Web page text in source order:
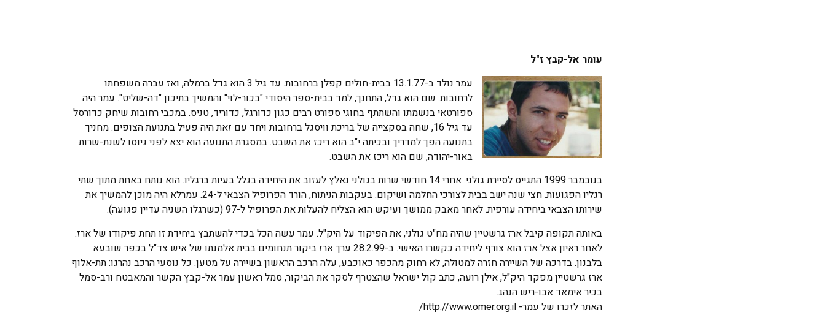
עומר אל-קבץ ז"ל
עמר נולד ב-13.1.77 בבית-חולים קפלן ברחובות. עד גיל 3 הוא גדל ברמלה, ואז עברה משפחתו
לרחובות. שם הוא גדל, התחנך, למד בבית-ספר היסודי "בכור-לוי" והמשיך בתיכון "דה-שליט". עמר היה
ספורטאי בנשמתו והשתתף בחוגי ספורט רבים כגון כדורגל, כדוריד, טניס. במכבי רחובות שיחק כדורסל
עד גיל 16, שחה בסקצייה של בריכת וויסגל ברחובות ויחד עם זאת היה פעיל בתנועת הצופים. מחניך
בתנועה הפך למדריך ובכיתה י"ב הוא ריכז את השבט. במסגרת התנועה הוא יצא לפני גיוסו לשנת-שרות
באור-יהודה, שם הוא ריכז את השבט.
בנובמבר 1999 התגייס לסיירת גולני. אחרי 14 חודשי שרות בגולני נאלץ לעזוב את היחידה בגלל בעיות ברגליו. הוא נותח באחת מתוך שתי
רגליו הפגועות. חצי שנה ישב בבית לצורכי החלמה ושיקום. בעקבות הניתוח, הורד הפרופיל הצבאי ל-24. עמרלא היה מוכן להמשיך את
שירותו הצבאי ביחידה עורפית. לאחר מאבק ממושך ועיקש הוא הצליח להעלות את הפרופיל ל-97 (כשרגלו השניה עדיין פגועה).
באותה תקופה קיבל ארז גרשטיין שהיה מח"ט גולני, את הפיקוד על היק"ל. עמר עשה הכל בכדי להשתבץ ביחידת זו תחת פיקודו של ארז.
לאחר ראיון אצל ארז הוא צורף ליחידה כקשרו האישי. ב-28.2.99 ערך ארז ביקור תנחומים בבית אלמנתו של איש צד"ל בכפר שובעא
בלבנון. בדרכה של השיירה חזרה למטולה, לא רחוק מהכפר כאוכבע, עלה הרכב הראשון בשיירה על מטען. כל נוסעי הרכב נהרגו: תת-אלוף
ארז גרשטיין מפקד היק"ל, אילן רועה, כתב קול ישראל שהצטרף לסקר את הביקור, סמל ראשון עמר אל-קבץ הקשר והמאבטח ורב-סמל
בכיר אימאד אבו-ריש הנהג.
האתר לזכרו של עמר- http://www.omer.org.il/